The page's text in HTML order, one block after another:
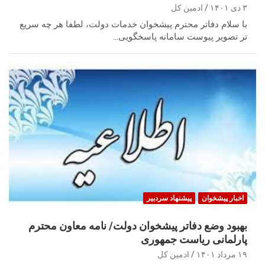
۳ دی ۱۴۰۱ ادمین کل
با سلام دفاتر محترم پیشخوان خدمات دولت، لطفا هر چه سریع
تر تصویر پیوست سامانه پاسخگویی…
اخبار پیشخوان پیشنهاد سردبیر
بهبود وضع دفاتر پیشخوان دولت/ نامه معاون محترم
پارلمانی ریاست جمهوری
۱۹ مرداد ۱۴۰۱ ادمین کل